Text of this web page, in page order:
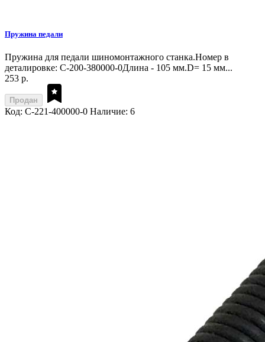
Пружина педали
Пружина для педали шиномонтажного станка.Номер в
деталировке: C-200-380000-0Длина - 105 мм.D= 15 мм...
253 р.
Продан
Код: C-221-400000-0 Наличие: 6